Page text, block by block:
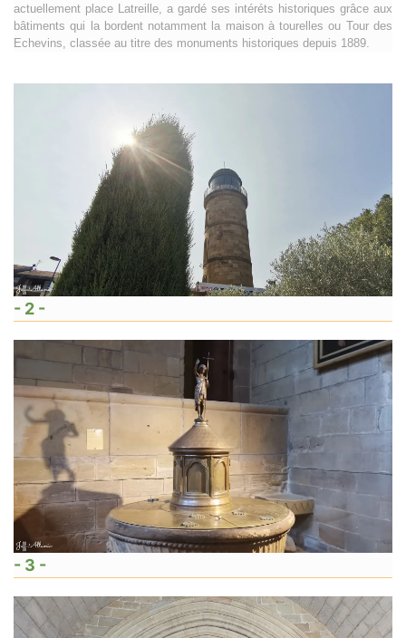
actuellement place Latreille, a gardé ses intéréts historiques grâce aux
bâtiments qui la bordent notamment la maison à tourelles ou Tour des
Echevins, classée au titre des monuments historiques depuis 1889.
- 2 -
- 3 -